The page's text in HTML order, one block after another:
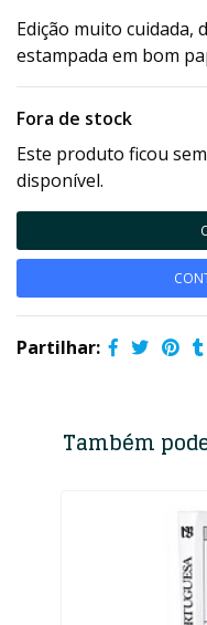
Edição muito cuidada,
estampada em bom
Fora de stock
Este produto ficou
disponível.
Partilhar:
Também